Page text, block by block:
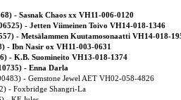
- Sasnak Chaos xx VH11-006-0120
- Jetten Viimeinen Toivo VH14-018-1346
- Metsälammen Kuutamosonaatti VH14-018-
- Ibn Nasir ox VH11-003-0631
- K.B. Suomineito VH13-018-1374
- Enna Darla
- Gemstone Jewel AET VH02-058-4826
- Foxbridge Shangri-La